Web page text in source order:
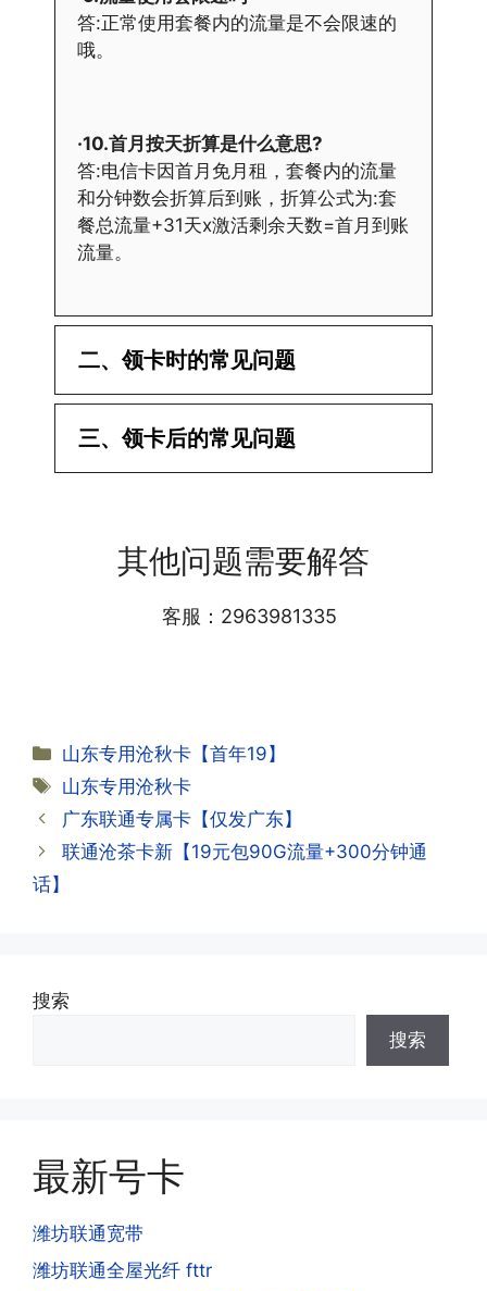
答:正常使用套餐内的流量是不会限速的
哦。
·10.首月按天折算是什么意思?
答:电信卡因首月免月租，套餐内的流量
和分钟数会折算后到账，折算公式为:套
餐总流量+31天x激活剩余天数=首月到账
流量。
二、领卡时的常见问题
·1.已经操作激活了怎么没有网?还不能使
用呢?
详细套餐，这就说明已激活成功!耗时一
早上才可以进行人工审核;快递激活的基
·2.激活成功了，我怎么查套餐呢?
答:下载对应运营商的官方手机营业厅
APP,进行登录绑定，登录后可以在主页
查询到流量和话费是否正常到账;如果未
答:这是属于正常现象，属于刚激活到账
是因为激活当月的流量会按照您激活剩余
的天数折算到账，次月就会全额到账，留
超出额外扣费哦。
三、领卡后的常见问题
小哥处参加活动充值，后续充值就是任意
业厅都可以;
信大部分都没有合约期，每一个卡的产品
资料都有详细的注销流程和注意事项;
·4.为什么手机卡刚激活60天内不能换手
去骗人。他必须注册很多APP才可以去骗
人。他们是用专业设备插手机卡打的，所
以会经常换卡槽换设备。所以基于这些特
点，运营商系统会识别到，如果你有类似
的异常使用行为，就会让你二次认证。二
其他问题需要解答
客服：2963981335
分
类
山东专用沧秋卡【首年19】
标
签
山东专用沧秋卡
广东联通专属卡【仅发广东】
联通沧茶卡新【19元包90G流量+300分钟通
话】
搜索
搜索
最新号卡
潍坊联通宽带
潍坊联通全屋光纤 fttr